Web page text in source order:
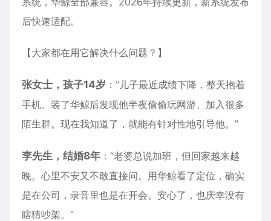
后快速适配。
【大家都在用它解决什么问题？】
张女士，孩子14岁 ：“儿子最近成绩下降，整天抱着
手机。装了华鲸后发现他半夜偷偷玩网游、加入很多
陌生群。现在我知道了，就能有针对性地引导他。”
李先生，结婚8年 ：“老婆总说加班，但回家越来越
晚。心里不安又不敢直接问。用华鲸看了定位，确实
是在公司，录音里也是在开会。安心了，也庆幸没有
瞎猜吵架。”